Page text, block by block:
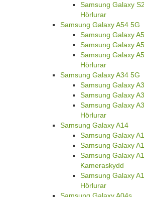
Samsung Galaxy
Hörlurar
Samsung Galaxy A54 5G
Samsung Galaxy
Samsung Galaxy
Samsung Galaxy
Hörlurar
Samsung Galaxy A34 5G
Samsung Galaxy
Samsung Galaxy
Samsung Galaxy
Hörlurar
Samsung Galaxy A14
Samsung Galaxy
Samsung Galaxy
Samsung Galaxy
Kameraskydd
Samsung Galaxy
Hörlurar